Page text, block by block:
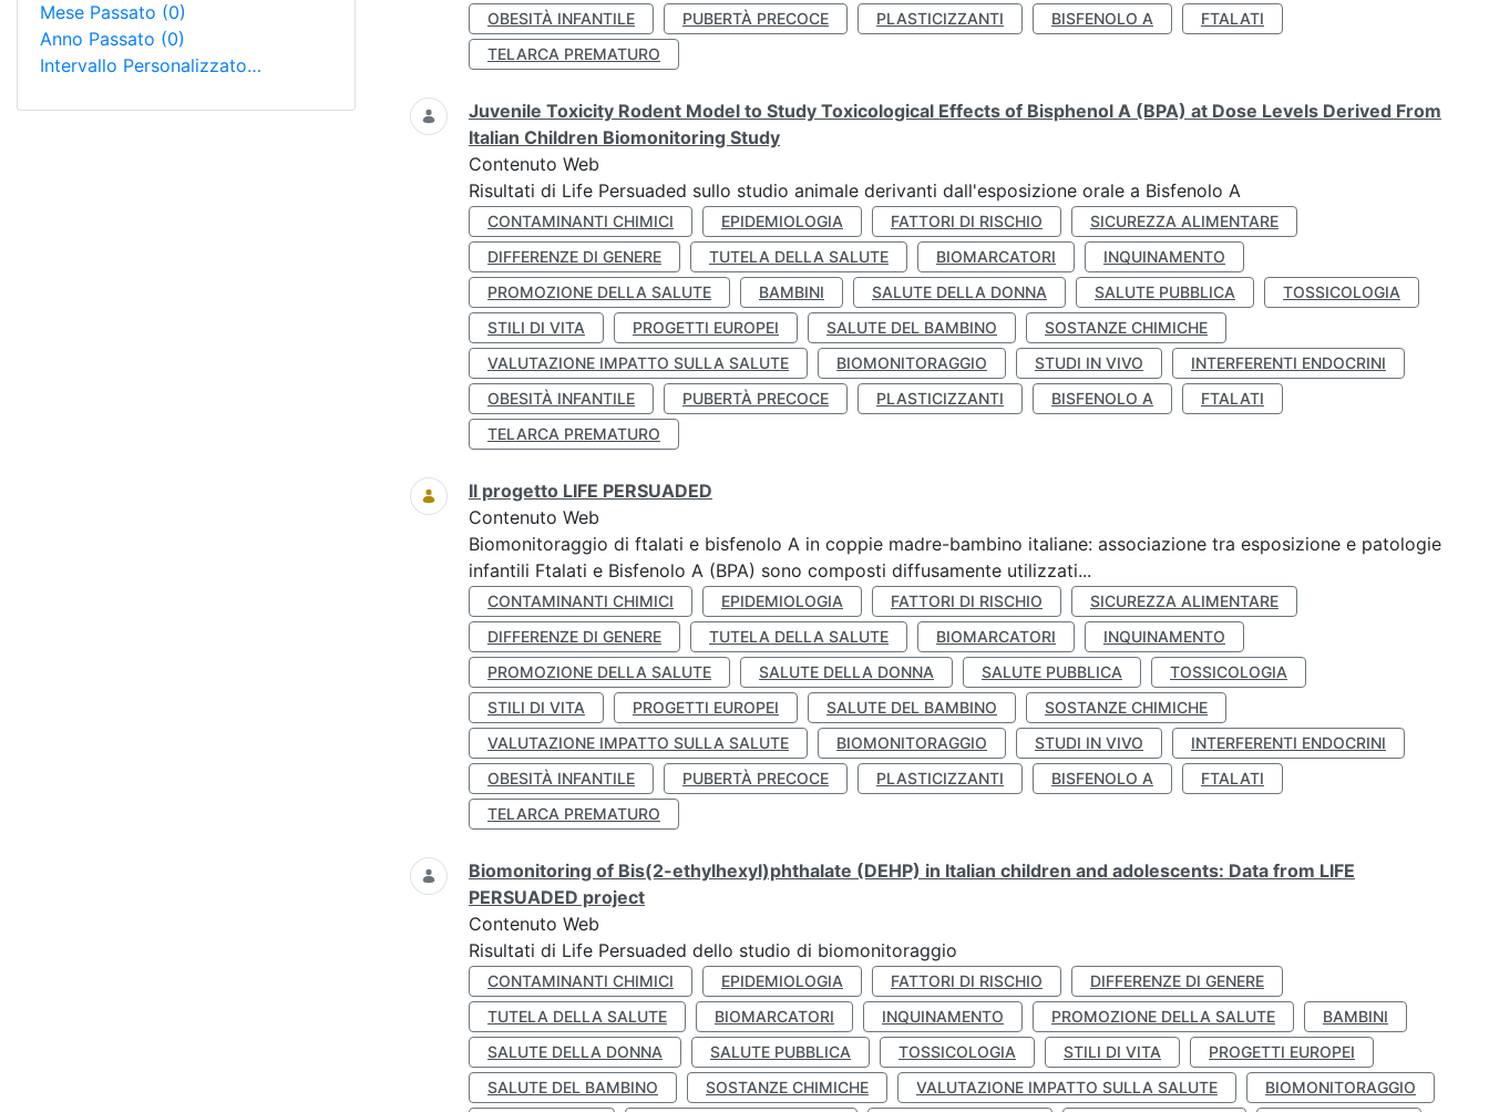
Mese Passato (0)
Anno Passato (0)
Intervallo Personalizzato…
OBESITÀ INFANTILE
PUBERTÀ PRECOCE PLASTICIZZANTI BISFENOLO A
FTALATI
TELARCA PREMATURO
Juvenile Toxicity Rodent Model to Study Toxicological Effects of Bisphenol A (BPA) at Dose Levels Derived From
Italian Children Biomonitoring Study
Contenuto Web
Risultati di Life Persuaded sullo studio animale derivanti dall'esposizione orale a Bisfenolo A
CONTAMINANTI CHIMICI EPIDEMIOLOGIA FATTORI DI RISCHIO
SICUREZZA ALIMENTARE
DIFFERENZE DI GENERE
TUTELA DELLA SALUTE BIOMARCATORI
INQUINAMENTO
PROMOZIONE DELLA SALUTE
BAMBINI SALUTE DELLA DONNA SALUTE PUBBLICA
TOSSICOLOGIA
STILI DI VITA
PROGETTI EUROPEI SALUTE DEL BAMBINO
SOSTANZE CHIMICHE
VALUTAZIONE IMPATTO SULLA SALUTE
BIOMONITORAGGIO STUDI IN VIVO
INTERFERENTI ENDOCRINI
OBESITÀ INFANTILE
PUBERTÀ PRECOCE PLASTICIZZANTI BISFENOLO A
FTALATI
TELARCA PREMATURO
Il progetto LIFE PERSUADED
Contenuto Web
Biomonitoraggio di ftalati e bisfenolo A in coppie madre-bambino italiane: associazione tra esposizione e patologie
infantili Ftalati e Bisfenolo A (BPA) sono composti diffusamente utilizzati...
CONTAMINANTI CHIMICI EPIDEMIOLOGIA FATTORI DI RISCHIO
SICUREZZA ALIMENTARE
DIFFERENZE DI GENERE
TUTELA DELLA SALUTE BIOMARCATORI
INQUINAMENTO
PROMOZIONE DELLA SALUTE
SALUTE DELLA DONNA SALUTE PUBBLICA
TOSSICOLOGIA
STILI DI VITA
PROGETTI EUROPEI SALUTE DEL BAMBINO
SOSTANZE CHIMICHE
VALUTAZIONE IMPATTO SULLA SALUTE
BIOMONITORAGGIO STUDI IN VIVO
INTERFERENTI ENDOCRINI
OBESITÀ INFANTILE
PUBERTÀ PRECOCE PLASTICIZZANTI BISFENOLO A
FTALATI
TELARCA PREMATURO
Biomonitoring of Bis(2-ethylhexyl)phthalate (DEHP) in Italian children and adolescents: Data from LIFE
PERSUADED project
Contenuto Web
Risultati di Life Persuaded dello studio di biomonitoraggio
CONTAMINANTI CHIMICI EPIDEMIOLOGIA FATTORI DI RISCHIO
DIFFERENZE DI GENERE
TUTELA DELLA SALUTE
BIOMARCATORI INQUINAMENTO PROMOZIONE DELLA SALUTE
BAMBINI
SALUTE DELLA DONNA
SALUTE PUBBLICA TOSSICOLOGIA STILI DI VITA
PROGETTI EUROPEI
SALUTE DEL BAMBINO
SOSTANZE CHIMICHE VALUTAZIONE IMPATTO SULLA SALUTE
BIOMONITORAGGIO